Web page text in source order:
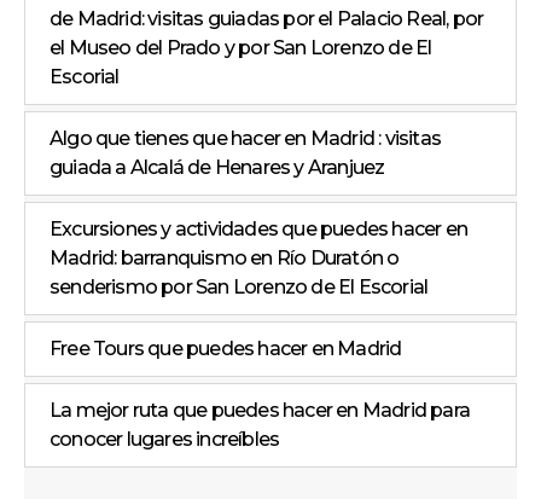
de Madrid: visitas guiadas por el Palacio Real, por
el Museo del Prado y por San Lorenzo de El
Escorial
Algo que tienes que hacer en Madrid : visitas
guiada a Alcalá de Henares y Aranjuez
Excursiones y actividades que puedes hacer en
Madrid: barranquismo en Río Duratón o
senderismo por San Lorenzo de El Escorial
Free Tours que puedes hacer en Madrid
La mejor ruta que puedes hacer en Madrid para
conocer lugares increíbles